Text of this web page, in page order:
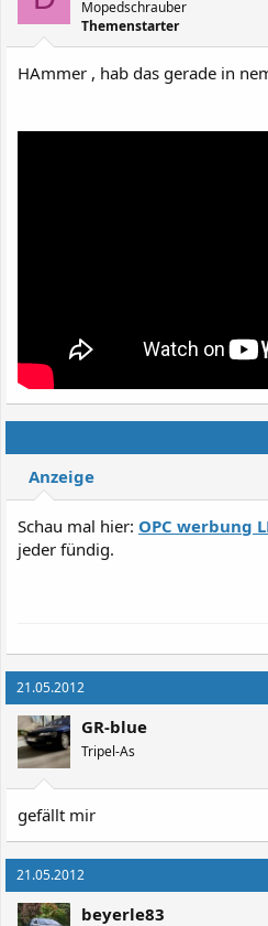
Mopedschrauber
Themenstarter
HAmmer , hab das gerade in
Anzeige
Schau mal hier: OPC werbung
jeder fündig.
21.05.2012
GR-blue
Tripel-As
gefällt mir
21.05.2012
beyerle83